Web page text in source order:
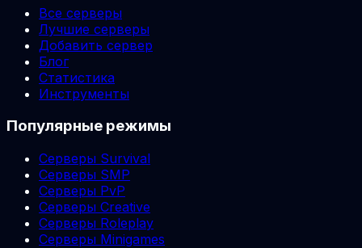
Все серверы
Лучшие серверы
Добавить сервер
Блог
Статистика
Инструменты
Популярные режимы
Серверы Survival
Серверы SMP
Серверы PvP
Серверы Creative
Серверы Roleplay
Серверы Minigames